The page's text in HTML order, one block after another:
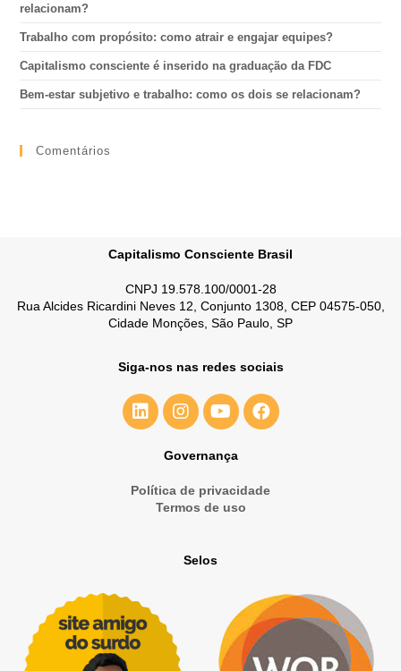
relacionam?
Trabalho com propósito: como atrair e engajar equipes?
Capitalismo consciente é inserido na graduação da FDC
Bem-estar subjetivo e trabalho: como os dois se relacionam?
Comentários
Capitalismo Consciente Brasil
CNPJ 19.578.100/0001-28
Rua Alcides Ricardini Neves 12, Conjunto 1308, CEP 04575-050,
Cidade Monções, São Paulo, SP
Siga-nos nas redes sociais
Governança
Política de privacidade
Termos de uso
Selos